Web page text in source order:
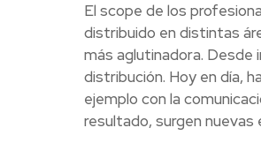
El scope de los
distribuido en distintas
más aglutinadora. Desde
distribución. Hoy en día,
ejemplo con la
resultado, surgen nuevas